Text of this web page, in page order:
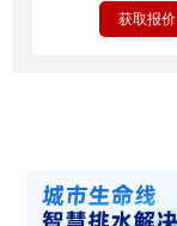
获取报价